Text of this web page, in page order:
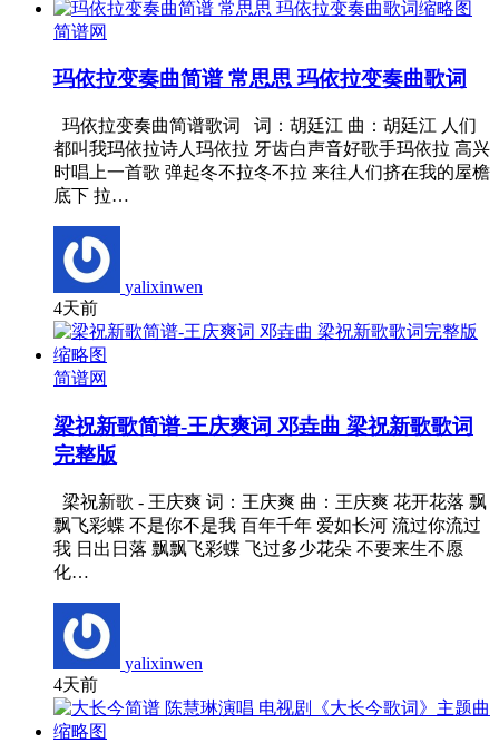
简谱网
玛依拉变奏曲简谱 常思思 玛依拉变奏曲歌词
玛依拉变奏曲简谱歌词 词：胡廷江 曲：胡廷江 人们
都叫我玛依拉诗人玛依拉 牙齿白声音好歌手玛依拉 高兴
时唱上一首歌 弹起冬不拉冬不拉 来往人们挤在我的屋檐
底下 拉…
yalixinwen
4天前
简谱网
梁祝新歌简谱-王庆爽词 邓垚曲 梁祝新歌歌词
完整版
梁祝新歌 - 王庆爽 词：王庆爽 曲：王庆爽 花开花落 飘
飘飞彩蝶 不是你不是我 百年千年 爱如长河 流过你流过
我 日出日落 飘飘飞彩蝶 飞过多少花朵 不要来生不愿
化…
yalixinwen
4天前